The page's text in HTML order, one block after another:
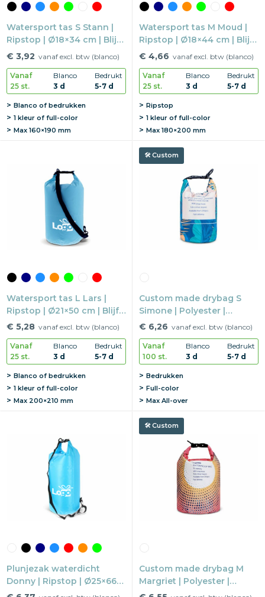
Watersport tas S Stann |
Ripstop | Ø18×34 cm | Blijft
drijven
€ 3,92 vanaf excl. btw (blanco)
Vanaf
25 st.
Blanco
3 d
Bedrukt
5-7 d
Blanco of bedrukken
1 kleur of full-color
Max 160×190 mm
Watersport tas M Moud |
Ripstop | Ø18×44 cm | Blijft
drijven
€ 4,66 vanaf excl. btw (blanco)
Vanaf
25 st.
Blanco
3 d
Bedrukt
5-7 d
Ripstop
1 kleur of full-color
Max 180×200 mm
Watersport tas L Lars |
Ripstop | Ø21×50 cm | Blijft
drijven
€ 5,28 vanaf excl. btw (blanco)
Vanaf
25 st.
Blanco
3 d
Bedrukt
5-7 d
Blanco of bedrukken
1 kleur of full-color
Max 200×210 mm
Custom
Custom made drybag S
Simone | Polyester |
Ø11×26,5 cm | Touchscreen
€ 6,26 vanaf excl. btw (blanco)
Vanaf
100 st.
Blanco
3 d
Bedrukt
5-7 d
Bedrukken
Full-color
Max All-over
Plunjezak waterdicht
Donny | Ripstop | Ø25×66
cm | Blijft drijven
Custom
Custom made drybag M
Margriet | Polyester |
Ø12×34 cm | Eigen